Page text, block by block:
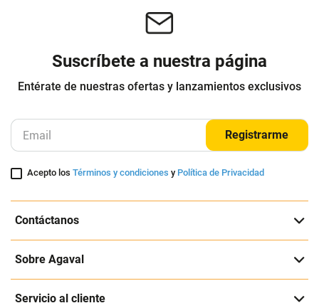
Suscríbete a nuestra página
Entérate de nuestras ofertas y lanzamientos exclusivos
Registrarme
Acepto losTérminos y condiciones y Política de Privacidad
Contáctanos
Sobre Agaval
Servicio al cliente